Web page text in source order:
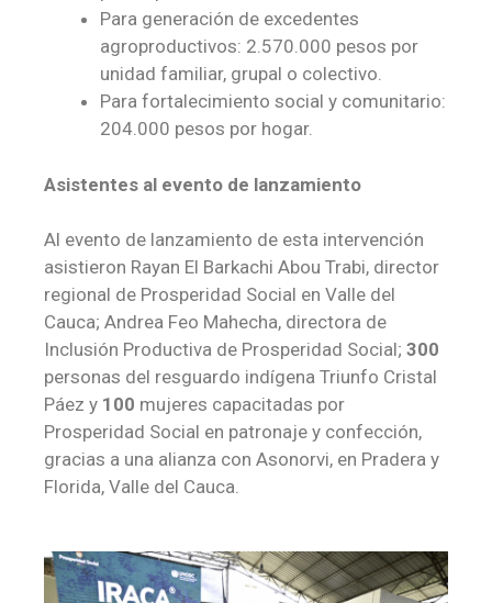
Para generación de excedentes
agroproductivos: 2.570.000 pesos por
unidad familiar, grupal o colectivo.
Para fortalecimiento social y comunitario:
204.000 pesos por hogar.
Asistentes al evento de lanzamiento
Al evento de lanzamiento de esta intervención
asistieron Rayan El Barkachi Abou Trabi, director
regional de Prosperidad Social en Valle del
Cauca; Andrea Feo Mahecha, directora de
Inclusión Productiva de Prosperidad Social; 300
personas del resguardo indígena Triunfo Cristal
Páez y 100 mujeres capacitadas por
Prosperidad Social en patronaje y confección,
gracias a una alianza con Asonorvi, en Pradera y
Florida, Valle del Cauca.